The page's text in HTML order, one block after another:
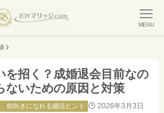
MENU
を招く？成婚退会目前なの
ないための原因と対策
前向きになれる婚活ヒント 2026年3月3日